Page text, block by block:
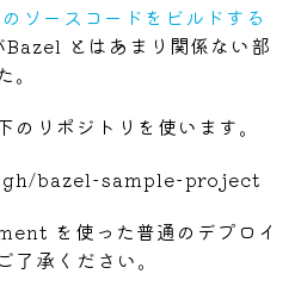
ソースコードをビルドする
とはあまり関係ない部
のリポジトリを使います。
bazel-sample-project
を使った普通のデプロイ
承ください。